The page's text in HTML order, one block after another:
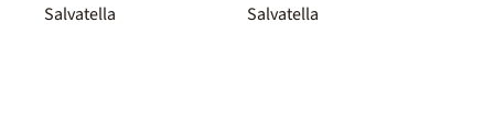
Salvatella Salvatella